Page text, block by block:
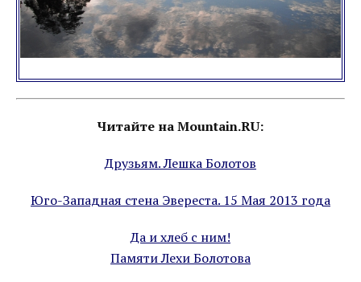
Читайте на Mountain.RU:
Друзьям. Лешка Болотов
Юго-Западная стена Эвереста. 15 Мая 2013 года
Да и хлеб с ним!
Памяти Лехи Болотова